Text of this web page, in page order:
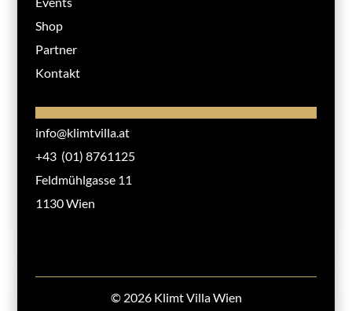
Shop
Partner
Kontakt
info@klimtvilla.at
+43 (01) 8761125
Feldmühlgasse 11
1130 Wien
© 2026 Klimt Villa Wien